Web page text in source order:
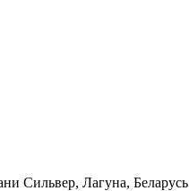
Сильвер, Лагуна, Беларусь